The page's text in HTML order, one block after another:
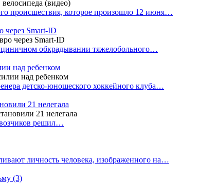
происшествия, которое произошло 12 июня…
через Smart-ID
циничном обкрадывании тяжелобольного…
над ребенком
детско-юношеского хоккейного клуба…
21 нелегала
решил…
личность человека, изображенного на…
(3)